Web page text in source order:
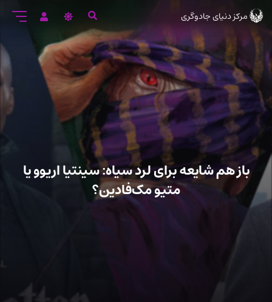
ورود
متن
اصلی
مرکز دنیای جادوگری
باز هم شایعه برای لرد سیاه: سینتیا اریوو یا
متیو مک‌فادین؟